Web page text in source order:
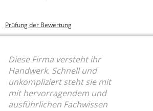
Prüfung der Bewertung
Diese Firma versteht ihr
Handwerk. Schnell und
unkompliziert steht sie mit
mit hervorragendem und
ausführlichen Fachwissen